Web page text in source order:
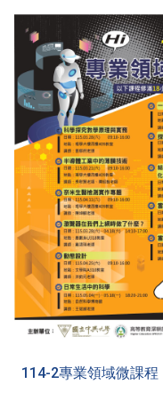
114-2專業領域微課程